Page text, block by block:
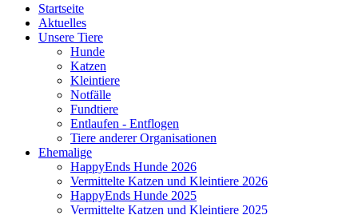
Startseite
Aktuelles
Unsere Tiere
Hunde
Katzen
Kleintiere
Notfälle
Fundtiere
Entlaufen - Entflogen
Tiere anderer Organisationen
Ehemalige
HappyEnds Hunde 2026
Vermittelte Katzen und Kleintiere 2026
HappyEnds Hunde 2025
Vermittelte Katzen und Kleintiere 2025